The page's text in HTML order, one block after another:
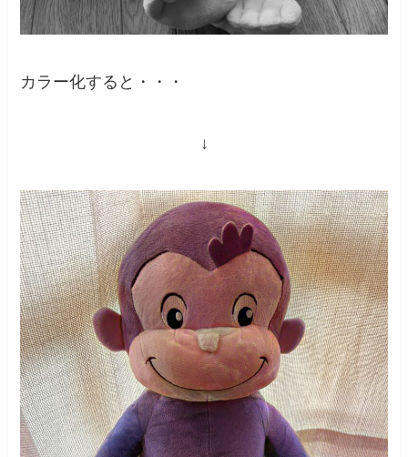
カラー化すると・・・
↓